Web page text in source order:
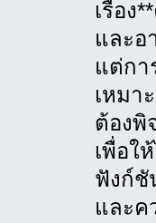
เรื่อง
และอ
แต่กา
เหมา
ต้องพิ
เพื่อใ
ฟังก์ชั
และค